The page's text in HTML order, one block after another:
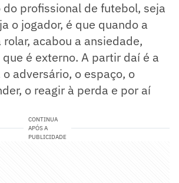
do profissional de futebol, seja
o jogador, é que quando a
acabou a ansiedade,
é externo. A partir daí é a
adversário, o espaço, o
o reagir à perda e por aí
CONTINUA
APÓS A
PUBLICIDADE